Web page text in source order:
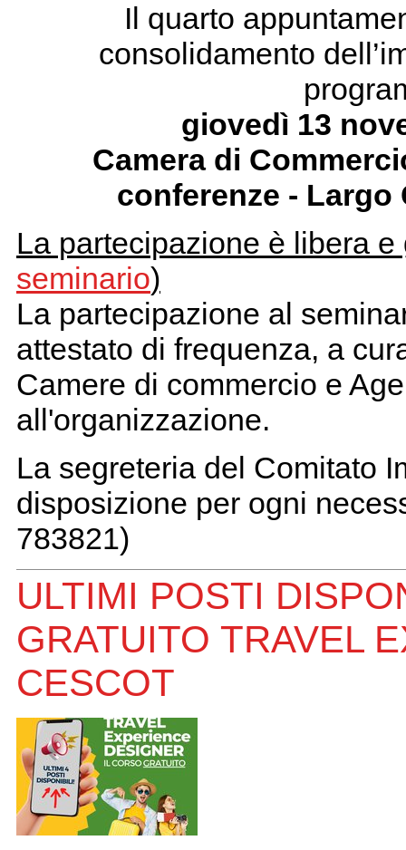
Il quarto
consolidamento
giovedì 13
Camera di
conferenze - Largo
La partecipazione è libera e
seminario)
La partecipazione al
attestato di frequenza, a
Camere di commercio e
all'organizzazione.
La segreteria del Comitato
disposizione per ogni
783821)
ULTIMI POSTI
GRATUITO TRAVEL
CESCOT